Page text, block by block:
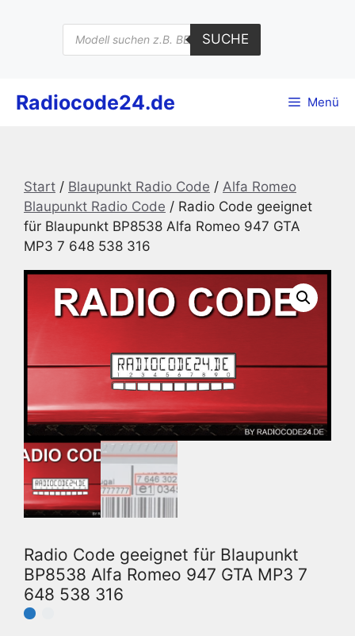
Products
search
SUCHE
Radiocode24.de Menü
Start / Blaupunkt Radio Code / Alfa Romeo
Blaupunkt Radio Code / Radio Code geeignet
für Blaupunkt BP8538 Alfa Romeo 947 GTA
MP3 7 648 538 316
Radio Code geeignet für Blaupunkt
BP8538 Alfa Romeo 947 GTA MP3 7
648 538 316